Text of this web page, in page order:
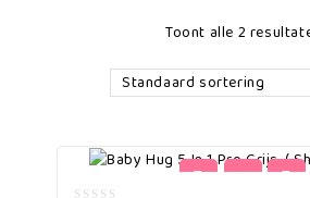
Toont alle 2
Standaard sortering